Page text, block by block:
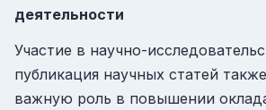
деятельности
Участие в научно-
публикация научных статей
важную роль в повышении